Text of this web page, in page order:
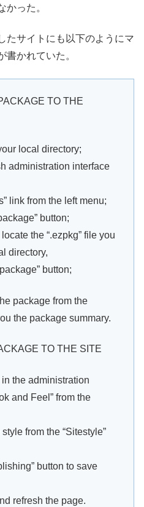
かった。
たサイトにも以下のようにマ
書かれていた。
TO THE
local directory;
administration interface
link from the left menu;
button;
the “.ezpkg” file you
directory,
button;
package from the
the package summary.
TO THE SITE
the administration
and Feel” from the
from the “Sitestyle”
button to save
refresh the page.